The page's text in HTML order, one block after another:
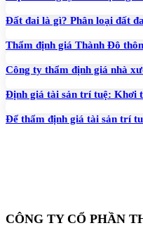
Đất đai là gì? Phân loại đất
Thẩm định giá Thành Đô
Công ty thẩm định giá nhà
Định giá tài sản trí tuệ: Khơi
Để thẩm định giá tài sản trí
CÔNG TY CỔ PHẦN